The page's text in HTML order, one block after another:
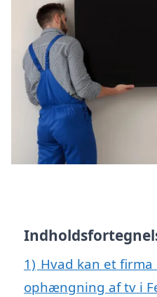
1) Hvad kan et firma
ophængning af tv i